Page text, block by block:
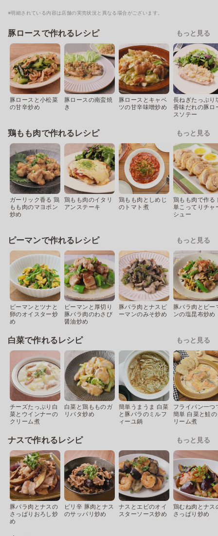
※明細されている内容は店舗の実売状況と異なる場合がございます。
豚ロースで作れるレシピ もっと見る
豚ロースと小松菜
の甘辛炒め
豚ロースの南蛮焼
き
豚ロースとキャベ
ツの甘辛味噌炒め
長ねぎたっぷり
香味だれの豚ロ
スソテー
鶏もも肉で作れるレシピ もっと見る
ガーリック香る 鶏
もも肉のマヨポン
炒め
鶏もも肉のイタリ
アンステーキ
鶏もも肉としめじ
のトマト煮
鶏もも肉で作る
単こってりチャ
シュー
ピーマンで作れるレシピ もっと見る
ピーマンとツナと
卵のオイスター炒
め
ピーマンと厚切り
豚バラ肉のわさび
醤油炒め
豚バラ肉とナスピ
ーマンのみそ炒め
豚バラ肉とピー
ンの塩昆布炒め
白菜で作れるレシピ もっと見る
チーズたっぷり白
菜とウインナーの
クリーム煮
白菜と鶏もものガ
リバタ炒め
簡単うまうま 白菜
と豚バラのミルフ
ィーユ鍋
フライパン一つ
簡単 白菜と鮭
リーム煮
ナスで作れるレシピ もっと見る
豚バラ肉とナスの
さっぱりおろし炒
め
ピリ辛 豚肉とナス
のサッパリ炒め
ナスとエビのオイ
スターソース炒め
鶏むね肉とナス
さっぱり炒め